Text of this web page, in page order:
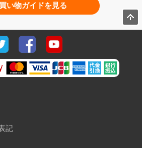
い物ガイドを見る
記